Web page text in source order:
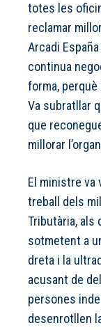
totes les
reclamar
Arcadi
continua
forma,
Va subratllar
que
millorar
El ministre va
treball dels
Tributària, als
sotmetent a
dreta i la
acusant de
persones
desenrotllen